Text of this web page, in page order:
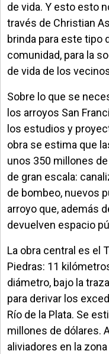
de vida. Y esto esto
través de Christian
brinda para este tipo
comunidad, para la
de vida de los
Sobre lo que se
los arroyos San
los estudios y
obra se estima que
unos 350 millones
de gran escala:
de bombeo, nuevos
arroyo que, además
devuelven espacio
La obra central es el
Piedras: 11
diámetro, bajo la
para derivar los
Río de la Plata. Se
millones de dólares.
aliviadores en la